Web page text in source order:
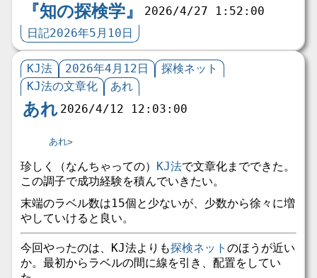
『知の探検学』
2026/4/27 1:52:00
日記2026年5月10日
KJ法 2026年4月12日
探検ネット
KJ法の文章化
あれ
あれ 2026/4/12 12:03:00
あれ
珍しく（なんちゃっての） KJ法で文章化までできた。
この調子で成功経験を積んでいきたい。
末端のラベル数は15個と少ないが、少数から徐々に増
やしていけると良い。
今回やったのは、KJ法よりも探検ネット のほうが近い
か。最初からラベルの間に線を引き、配置をしてい